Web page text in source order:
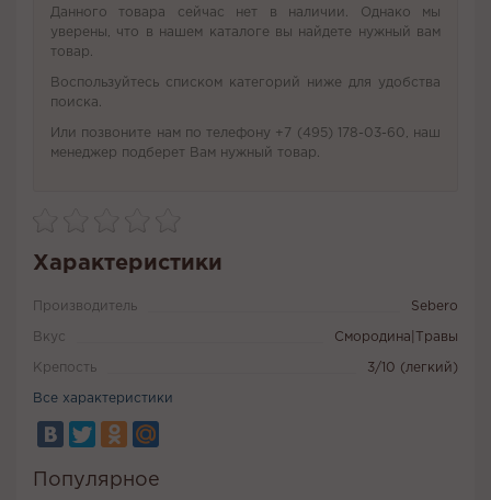
Данного товара сейчас нет в наличии. Однако мы
уверены, что в нашем каталоге вы найдете нужный вам
товар.
Воспользуйтесь списком категорий ниже для удобства
поиска.
Или позвоните нам по телефону +7 (495) 178-03-60, наш
менеджер подберет Вам нужный товар.
Характеристики
Производитель Sebero
Вкус Смородина|Травы
Крепость 3/10 (легкий)
Все характеристики
Популярное